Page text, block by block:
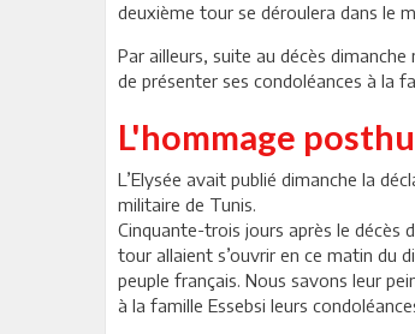
deuxième tour se déroulera dans le
Par ailleurs, suite au décès
de présenter ses condoléances à la
L'hommage
L’Elysée avait publié dimanche la
militaire de Tunis.
Cinquante-trois jours après le décès
tour allaient s’ouvrir en ce matin du
peuple français. Nous savons leur
à la famille Essebsi leurs